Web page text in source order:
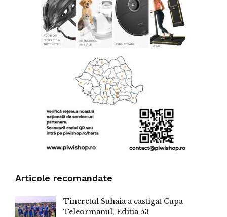
Articole recomandate
Tineretul Suhaia a castigat Cupa
Teleormanul, Editia 53